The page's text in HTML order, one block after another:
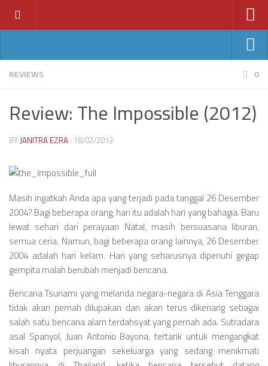
News
Reviews
2011
2013
2014
Videos
Television
Games
Batman v Superman
Fantastic Four
REVIEWS 0
Review: The Impossible (2012)
BYJANITRA EZRA · 18/02/2013
Masih ingatkah Anda apa yang terjadi pada tanggal 26 Desember
2004? Bagi beberapa orang, hari itu adalah hari yang bahagia. Baru
lewat sehari dari perayaan Natal, masih bersuasana liburan,
semua ceria. Namun, bagi beberapa orang lainnya, 26 Desember
2004 adalah hari kelam. Hari yang seharusnya dipenuhi gegap
gempita malah berubah menjadi bencana.
Bencana Tsunami yang melanda negara-negara di Asia Tenggara
tidak akan pernah dilupakan dan akan terus dikenang sebagai
salah satu bencana alam terdahsyat yang pernah ada. Sutradara
asal Spanyol, Juan Antonio Bayona, tertarik untuk mengangkat
kisah nyata perjuangan sekeluarga yang sedang menikmati